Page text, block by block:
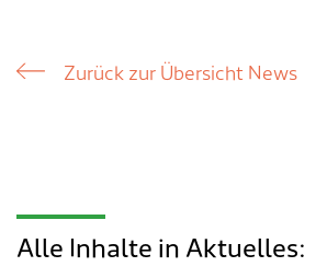
Zurück zur Übersicht News
Alle Inhalte in Aktuelles: